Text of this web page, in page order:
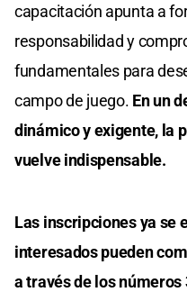
capacitación apunta a
responsabilidad y
fundamentales para
campo de juego. En un
dinámico y exigente, la
vuelve indispensable.
Las inscripciones ya se
interesados pueden
a través de los